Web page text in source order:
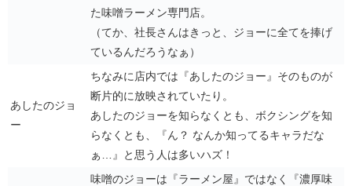
た味噌ラーメン専門店。
（てか、社長さんはきっと、ジョーに全てを捧げ
ているんだろうなぁ）
あしたのジョ
ー
ちなみに店内では『あしたのジョー』そのものが
断片的に放映されていたり。
あしたのジョーを知らなくとも、ボクシングを知
らなくとも、『ん？ なんか知ってるキャラだな
ぁ…』と思う人は多いハズ！
味噌のジョーは『ラーメン屋』ではなく『濃厚味